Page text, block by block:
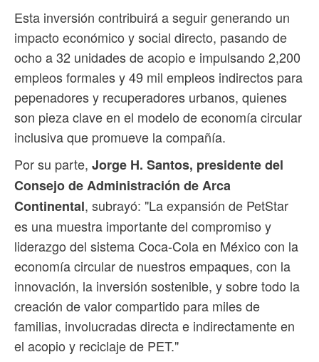
Esta inversión contribuirá a seguir generando un
impacto económico y social directo, pasando de
ocho a 32 unidades de acopio e impulsando 2,200
empleos formales y 49 mil empleos indirectos para
pepenadores y recuperadores urbanos, quienes
son pieza clave en el modelo de economía circular
inclusiva que promueve la compañía.
Por su parte, Jorge H. Santos, presidente del
Consejo de Administración de Arca
Continental, subrayó: "La expansión de PetStar
es una muestra importante del compromiso y
liderazgo del sistema Coca-Cola en México con la
economía circular de nuestros empaques, con la
innovación, la inversión sostenible, y sobre todo la
creación de valor compartido para miles de
familias, involucradas directa e indirectamente en
el acopio y reciclaje de PET."